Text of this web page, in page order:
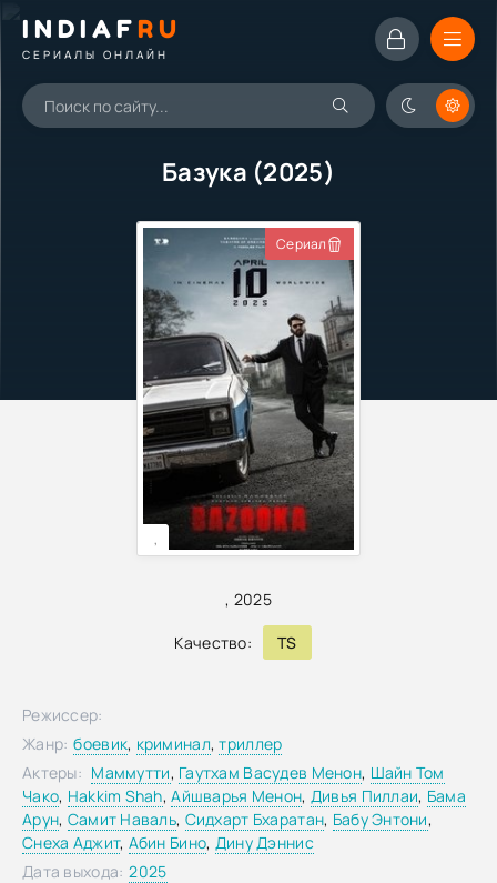
INDIAFRU
СЕРИАЛЫ ОНЛАЙН
Базука (2025)
, 2025
Качество: TS
Сериал
,
Режиссер:
Жанр: боевик, криминал,триллер
Актеры: Маммутти, Гаутхам Васудев Менон, Шайн Том
Чако, Hakkim Shah,Айшварья Менон, Дивья Пиллаи, Бама
Арун, Самит Наваль, Сидхарт Бхаратан, Бабу Энтони,
Снеха Аджит, Абин Бино, Дину Дэннис
Дата выхода: 2025